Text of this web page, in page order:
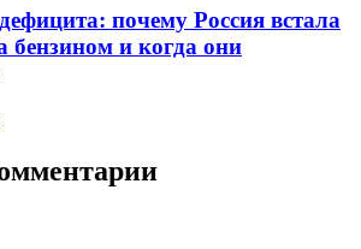
почему Россия встала
бензином и когда они